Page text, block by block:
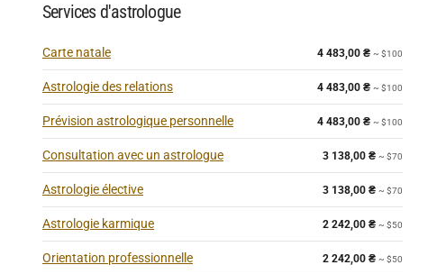
Services d'astrologue
Carte natale 4 483,00 ₴ ~ $100
Astrologie des relations 4 483,00 ₴ ~ $100
Prévision astrologique personnelle 4 483,00 ₴ ~ $100
Consultation avec un astrologue 3 138,00 ₴ ~ $70
Astrologie élective 3 138,00 ₴ ~ $70
Astrologie karmique 2 242,00 ₴ ~ $50
Orientation professionnelle 2 242,00 ₴ ~ $50